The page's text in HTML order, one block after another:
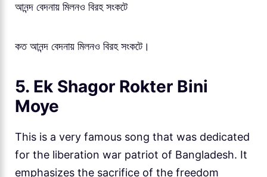
আনন্দ বেদনায় মিলনও বিরহ সংকটে
কত আনন্দ বেদনায় মিলনও বিরহ সংকটে।
5. Ek Shagor Rokter Bini
Moye
This is a very famous song that was dedicated
for the liberation war patriot of Bangladesh. It
emphasizes the sacrifice of the freedom